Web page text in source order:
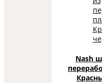
Nash